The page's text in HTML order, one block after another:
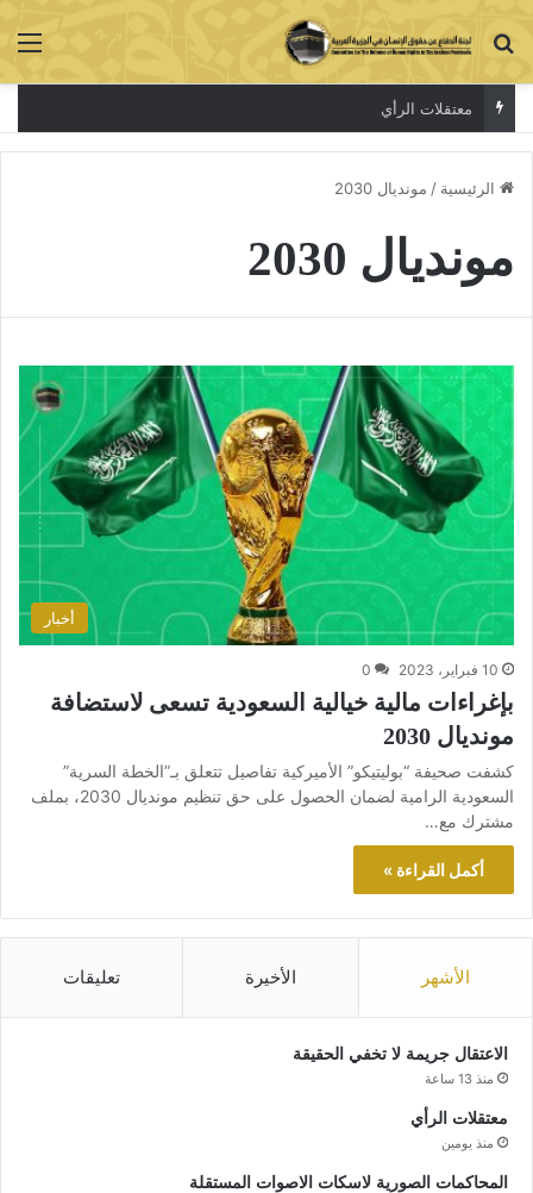
بحث عن
معتقلات الرأي
الرئيسية / مونديال 2030
مونديال 2030
أخبار
10 فبراير، 2023 0
بإغراءات مالية خيالية السعودية تسعى لاستضافة
مونديال 2030
كشفت صحيفة “بوليتيكو” الأميركية تفاصيل تتعلق بـ”الخطة السرية”
السعودية الرامية لضمان الحصول على حق تنظيم مونديال 2030، بملف
مشترك مع…
أكمل القراءة »
الأشهر الأخيرة تعليقات
الاعتقال جريمة لا تخفي الحقيقة
منذ 13 ساعة
معتقلات الرأي
منذ يومين
المحاكمات الصورية لاسكات الاصوات المستقلة